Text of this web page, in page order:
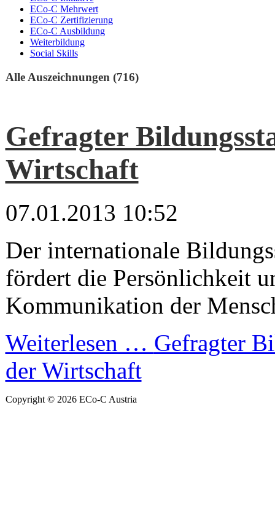
ECo-C Mehrwert
ECo-C Zertifizierung
ECo-C Ausbildung
Weiterbildung
Social Skills
Alle Auszeichnungen (716)
Gefragter
Wirtschaft
07.01.2013 10:52
Der internationale
fördert die Persönlichkeit
Kommunikation der
Weiterlesen … Gefragter
der Wirtschaft
Copyright © 2026 ECo-C Austria